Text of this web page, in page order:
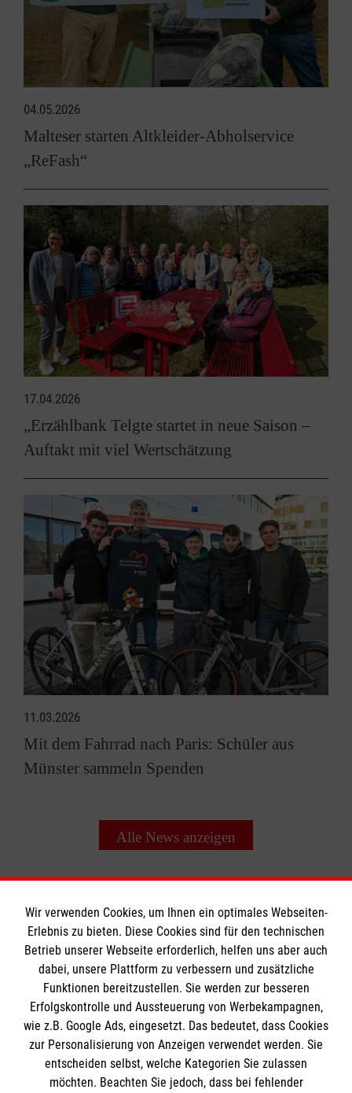
04.05.2026
Malteser starten Altkleider-Abholservice
„ReFash“
17.04.2026
„Erzählbank Telgte startet in neue Saison –
Auftakt mit viel Wertschätzung
11.03.2026
Mit dem Fahrrad nach Paris: Schüler aus
Münster sammeln Spenden
Alle News anzeigen
Informationen
Impressum
Datenschutz
Kontakt
Die Malteser
Wir verwenden Cookies, um Ihnen ein optimales Webseiten-
Erlebnis zu bieten. Diese Cookies sind für den technischen
Betrieb unserer Webseite erforderlich, helfen uns aber auch
dabei, unsere Plattform zu verbessern und zusätzliche
Funktionen bereitzustellen. Sie werden zur besseren
Erfolgskontrolle und Aussteuerung von Werbekampagnen,
wie z.B. Google Ads, eingesetzt. Das bedeutet, dass Cookies
zur Personalisierung von Anzeigen verwendet werden. Sie
entscheiden selbst, welche Kategorien Sie zulassen
möchten. Beachten Sie jedoch, dass bei fehlender